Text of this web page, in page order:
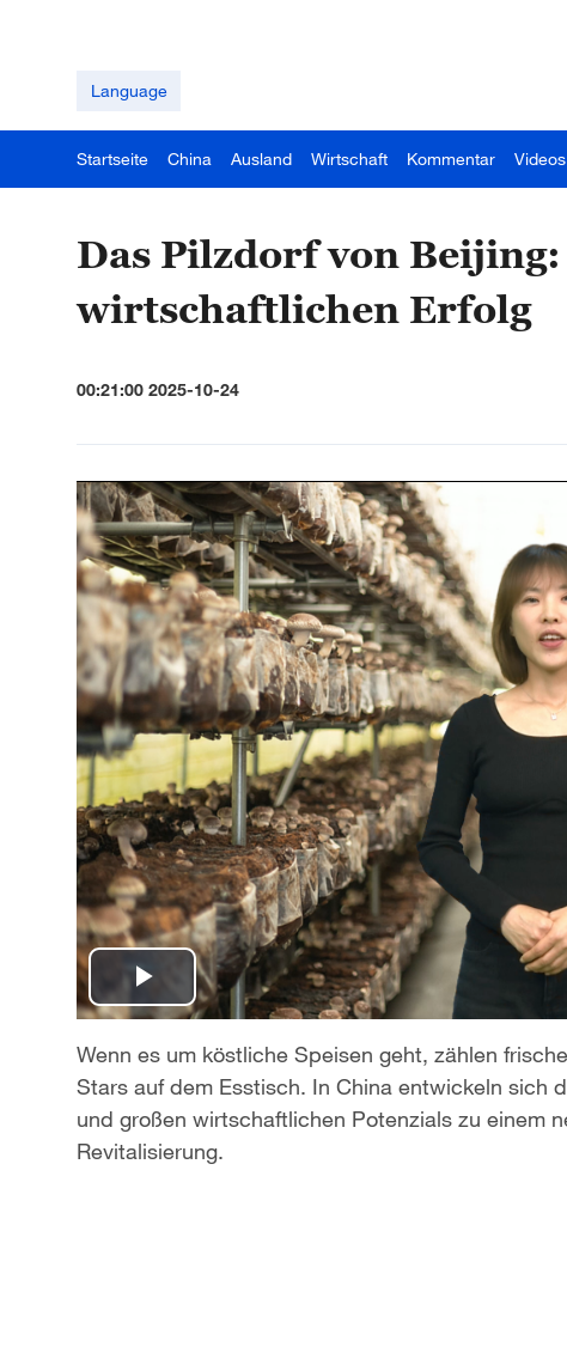
Language
Startseite China Ausland Wirtschaft Kommentar Videos
Das Pilzdorf von
wirtschaftlichen Erfolg
00:21:00 2025-10-24
P
l
a
y
Wenn es um köstliche Speisen geht, zählen
Stars auf dem Esstisch. In China entwickeln sich
und großen wirtschaftlichen Potenzials zu einem
Revitalisierung.